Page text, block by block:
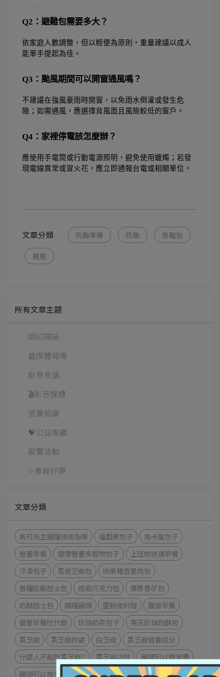
Q2：避難包需要多大？
依家庭人數調整，但以輕便為原則，重量建議以成人
能單手提起為佳。
Q3：颱風期間可以開窗通風嗎？
不建議在強風豪雨時開窗，以免雨水倒灌或發生危
險；如需通風，應選擇背風面且風險較低的窗戶。
Q4：家裡停電該怎麼辦？
應使用手電筒或行動電源照明，避免使用蠟燭；若發
現電線異常或冒火花，應立即通報台電或相關單位。
文章分類 防颱準備 防颱 急難包
颱風
所有文章主題
網紅開箱
📰媒體報導
創意食譜
🎬影音媒體
營養知識
💝公益推廣
展覽活動
✨會員好康
文章分類
馬可先生雜糧技術指導 福穀樂包子
馬卡龍包子
營養早餐
健康營養多穀物包子
上班族快速早餐
冷凍包子
黑皮芝麻包
快樂豬香蔥肉包
普羅旺斯起士包
熔岩巧克力包
爆漿香芋包
奶酥起士包
雜糧饅頭 蛋餅皮料理
露營早餐
露營早餐吃什麼
珍珠奶茶包子
寒天珍珠奶酥包
黑芝麻
黑芝麻好處 白芝麻
黑芝麻營養成分
什麼人不能吃黑芝麻?
黑芝麻功效
饅頭可以微波嗎
饅頭可以放多久
饅頭熱量 大麥燕麥饅頭